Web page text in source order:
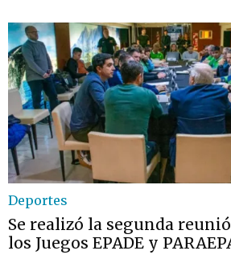
Deportes
Se realizó la segunda
los Juegos EPADE y